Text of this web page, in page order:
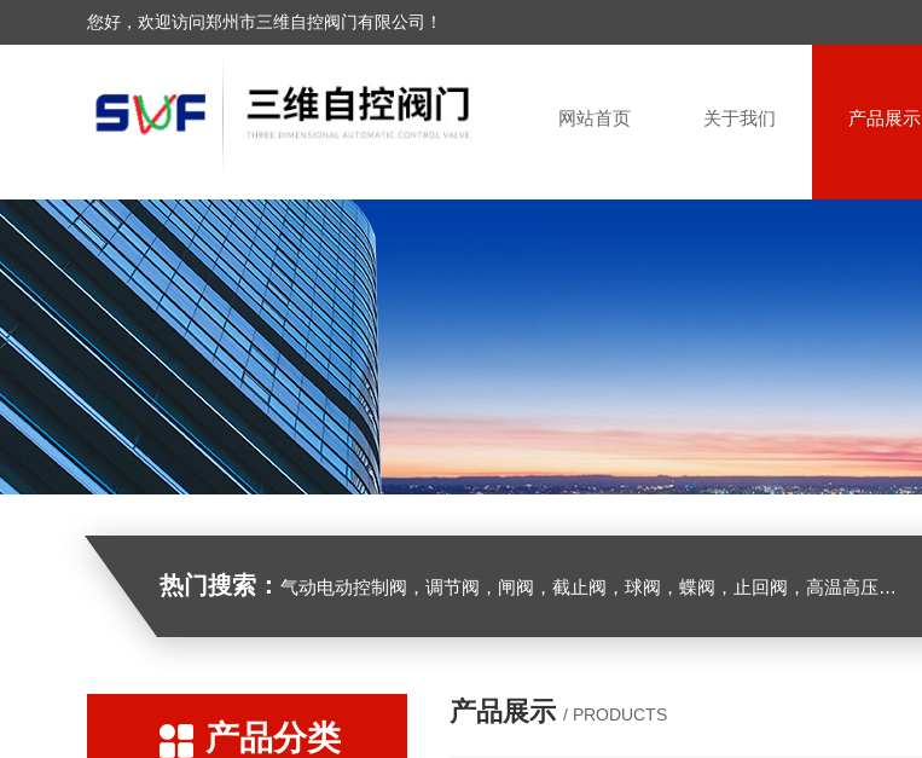
您好，欢迎访问郑州市三维自控阀门有限公司！
网站首页 关于我们 产品展示
热门搜索： 气动电动控制阀，调节阀，闸阀，截止阀，球阀，蝶阀，止回阀，高温高压电站阀门及油田铝厂专用阀门，各种电磁阀，液压气动元件
产品分类
产品展示 / PRODUCTS